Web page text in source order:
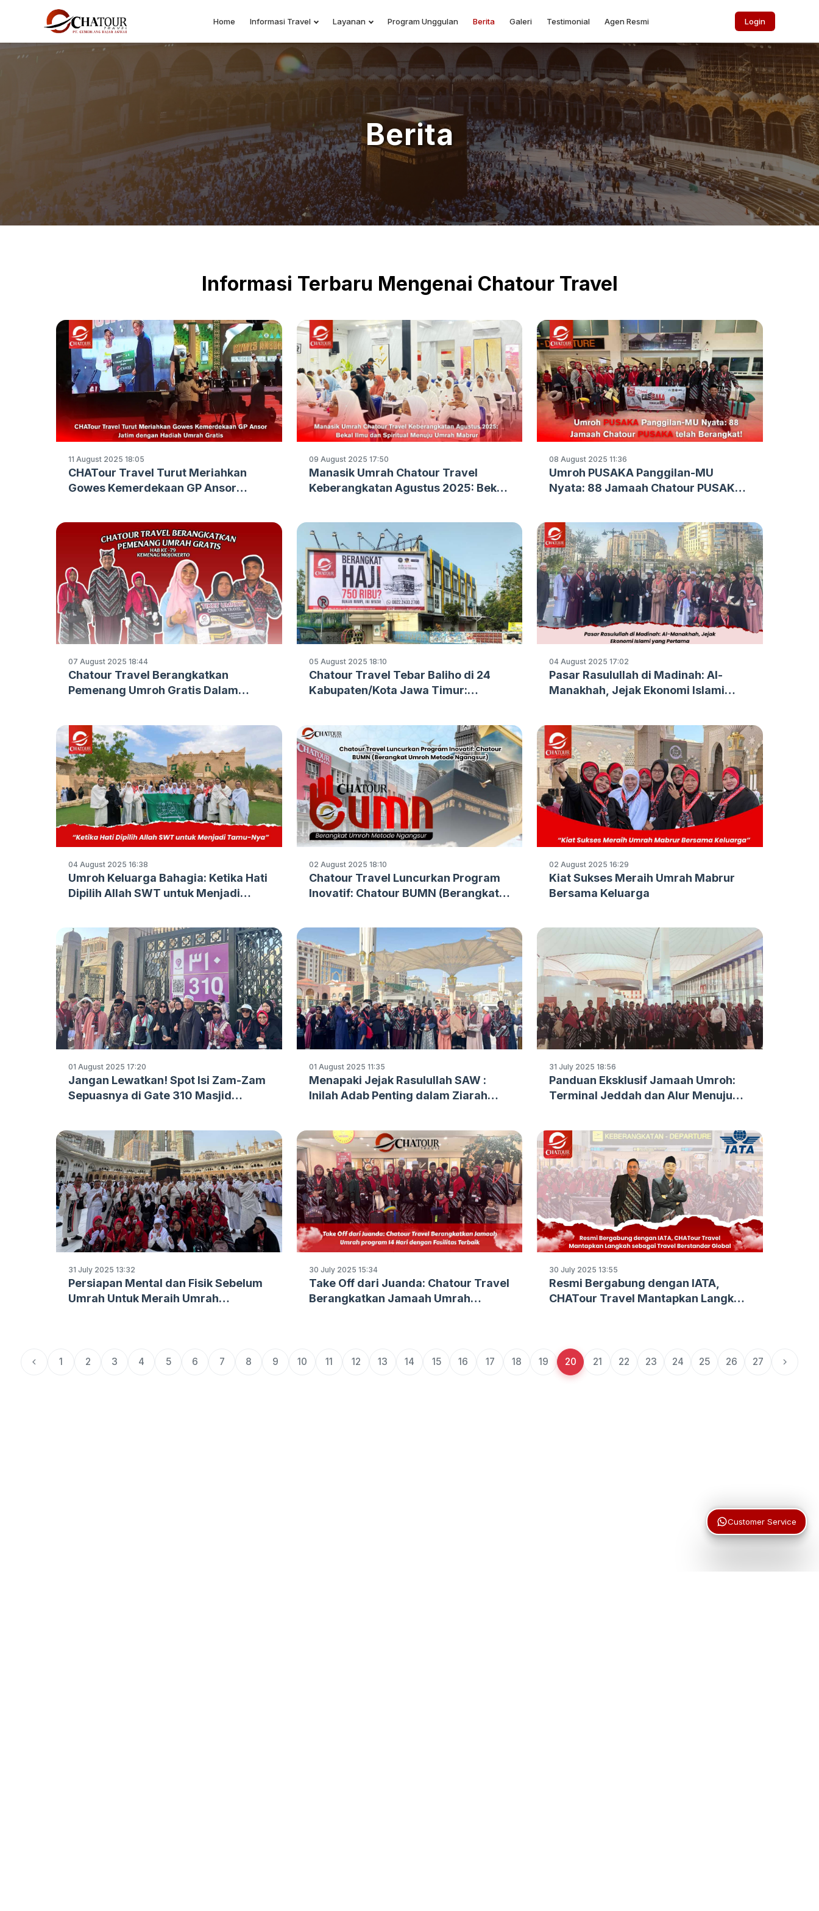
Home Informasi Travel Layanan Program Unggulan Berita Galeri Testimonial Agen Resmi Login
Berita
Informasi Terbaru Mengenai Chatour Travel
11 August 2025 18:05
CHATour Travel Turut Meriahkan
Gowes Kemerdekaan GP Ansor
09 August 2025 17:50
Manasik Umrah Chatour Travel
Keberangkatan Agustus 2025: Bekal
08 August 2025 11:36
Umroh PUSAKA Panggilan-MU
Nyata: 88 Jamaah Chatour PUSAKA
07 August 2025 18:44
Chatour Travel Berangkatkan
Pemenang Umroh Gratis Dalam
05 August 2025 18:10
Chatour Travel Tebar Baliho di 24
Kabupaten/Kota Jawa Timur:
Terpercaya
04 August 2025 17:02
Pasar Rasulullah di Madinah: Al-
Manakhah, Jejak Ekonomi Islami
04 August 2025 16:38
Umroh Keluarga Bahagia: Ketika Hati
Dipilih Allah SWT untuk Menjadi
02 August 2025 18:10
Chatour Travel Luncurkan Program
Inovatif: Chatour BUMN (Berangkat
02 August 2025 16:29
Kiat Sukses Meraih Umrah Mabrur
Bersama Keluarga
01 August 2025 17:20
Jangan Lewatkan! Spot Isi Zam-Zam
Sepuasnya di Gate 310 Masjid
01 August 2025 11:35
Menapaki Jejak Rasulullah SAW :
Inilah Adab Penting dalam Ziarah
31 July 2025 18:56
Panduan Eksklusif Jamaah Umroh:
Terminal Jeddah dan Alur Menuju
31 July 2025 13:32
Persiapan Mental dan Fisik Sebelum
Umrah Untuk Meraih Umrah
30 July 2025 15:34
Take Off dari Juanda: Chatour Travel
Berangkatkan Jamaah Umrah
30 July 2025 13:55
Resmi Bergabung dengan IATA,
CHATour Travel Mantapkan Langkah
1 2 3 4 5 6 7 8 9 10 11 12 13 14 15 16 17 18 19 20 21 22 23 24 25 26 27
Customer Service